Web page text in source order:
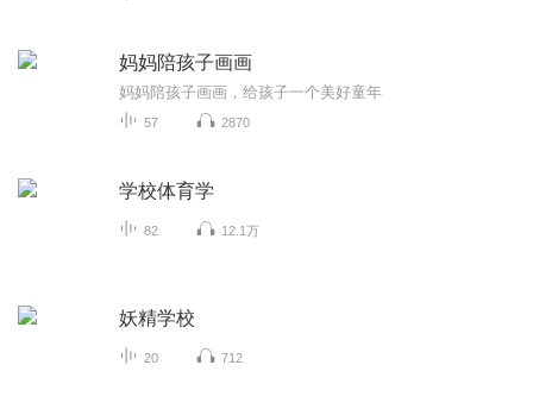
妈妈陪孩子画画
妈妈陪孩子画画，给孩子一个美好童年
57 2870
学校体育学
82 12.1万
妖精学校
20 712